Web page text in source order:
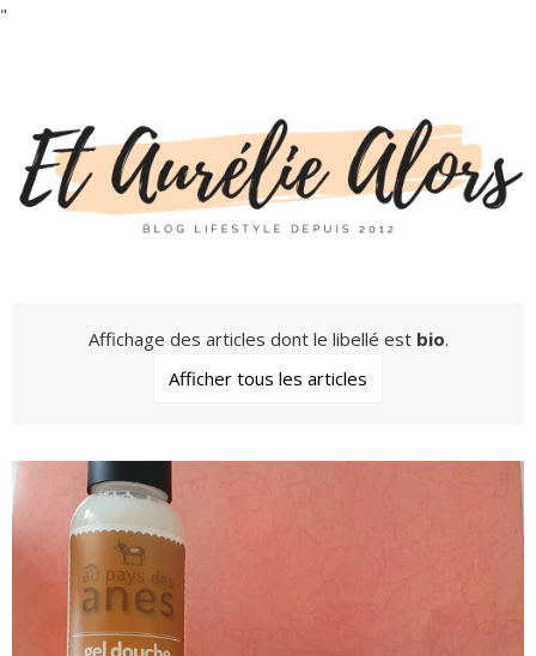
"
Affichage des articles dont le libellé est bio.
Afficher tous les articles